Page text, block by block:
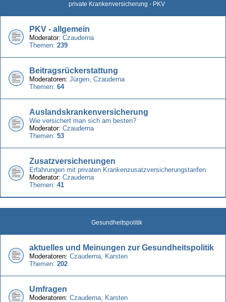
private Krankenversicherung - PKV
PKV - allgemein
Moderator: Czauderna
Themen: 239
Beitragsrückerstattung
Moderatoren: Jürgen, Czauderna
Themen: 64
Auslandskrankenversicherung
Wie versichert man sich am besten?
Moderator: Czauderna
Themen: 53
Zusatzversicherungen
Erfahrungen mit privaten Krankenzusatzversicherungstarifen
Moderator: Czauderna
Themen: 41
Gesundheitspolitik
aktuelles und Meinungen zur Gesundheitspolitik
Moderatoren: Czauderna, Karsten
Themen: 202
Umfragen
Moderatoren: Czauderna, Karsten